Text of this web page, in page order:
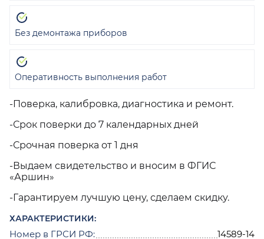
-Поверка, калибровка, диагностика и ремонт.
-Срок поверки до 7 календарных дней
-Срочная поверка от 1 дня
-Выдаем свидетельство и вносим в ФГИС
«Аршин»
-Гарантируем лучшую цену, сделаем скидку.
ХАРАКТЕРИСТИКИ:
Номер в ГРСИ РФ:
14589-14
Без демонтажа приборов
Оперативность выполнения работ